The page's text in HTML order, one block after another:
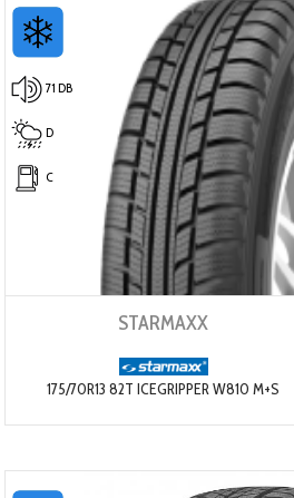
71 DB
D
C
STARMAXX
175/70R13 82T ICEGRIPPER W810 M+S